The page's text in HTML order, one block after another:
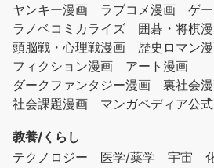
ヤンキー漫画
ラブコメ漫画
ゲ
ラノベコミカライズ
囲碁・将棋
頭脳戦・心理戦漫画
歴史ロマン
フィクション漫画
アート漫画
ダークファンタジー漫画
裏社会
社会課題漫画
マンガペディア公式
教養/くらし
テクノロジー
医学/薬学 宇宙